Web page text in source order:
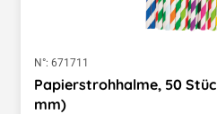
N°: 671711
Papierstrohhalme, 50
mm)